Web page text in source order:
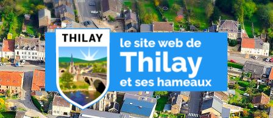
Skip
to
content
Skip
to
left
sidebar
Skip
to
footer